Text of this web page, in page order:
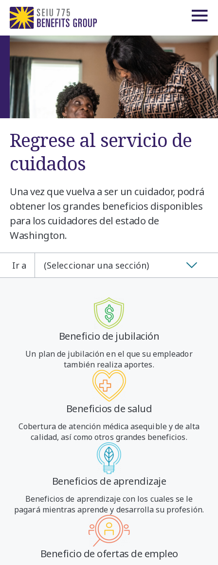
Regrese al servicio de
cuidados
Una vez que vuelva a ser un cuidador, podrá
obtener los grandes beneficios disponibles
para los cuidadores del estado de
Washington.
Ir a (Seleccionar una sección)
Beneficio de jubilación
Un plan de jubilación en el que su empleador
también realiza aportes.
Beneficios de salud
Cobertura de atención médica asequible y de alta
calidad, así como otros grandes beneficios.
Beneficios de aprendizaje
Beneficios de aprendizaje con los cuales se le
pagará mientras aprende y desarrolla su profesión.
Beneficio de ofertas de empleo